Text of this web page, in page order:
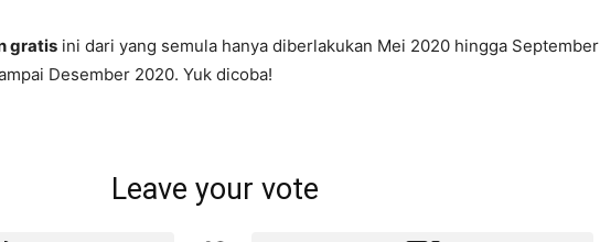
gratis ini dari yang semula hanya diberlakukan Mei 2020 hingga September
Desember 2020. Yuk dicoba!
Leave your vote